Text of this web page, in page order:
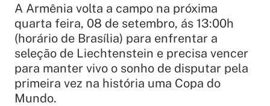
A Armênia volta a campo na próxima
quarta feira, 08 de setembro, ás 13:00h
(horário de Brasília) para enfrentar a
seleção de Liechtenstein e precisa vencer
para manter vivo o sonho de disputar pela
primeira vez na história uma Copa do
Mundo.